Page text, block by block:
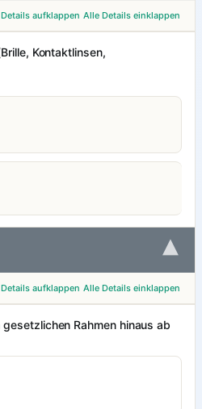
aufklappen Alle Details einklappen
Kontaktlinsen,
▾
aufklappen Alle Details einklappen
Rahmen hinaus ab